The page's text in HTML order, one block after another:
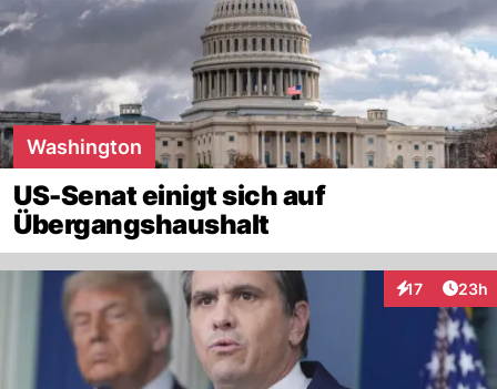
Washington
US-Senat einigt sich auf
Übergangshaushalt
17
Interaktionen
23h